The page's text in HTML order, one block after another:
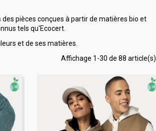
pièces conçues à partir de matières bio et
tels qu'Ecocert.
et de ses matières.
Affichage 1-30 de 88 article(s)